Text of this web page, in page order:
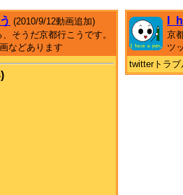
(2010/9/12動画追加)
そうだ京都行こうです。
などあります
京
ツ
twitterトラ